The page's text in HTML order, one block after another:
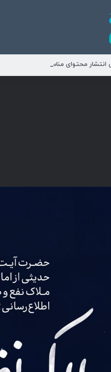
محتوای مناسبتی و موضوعی